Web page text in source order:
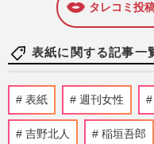
タレコミ投
表紙に関する記事一
『Snow
姿”の可
で「メ
週刊女性
表紙 週刊女性
吉野北人 稲垣吾郎